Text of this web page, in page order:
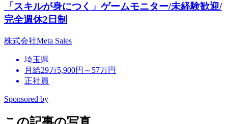
「スキルが身につく」ゲームモニター/未経験歓迎/
完全週休2日制
株式会社Meta Sales
埼玉県
月給29万5,900円～57万円
正社員
Sponsored by